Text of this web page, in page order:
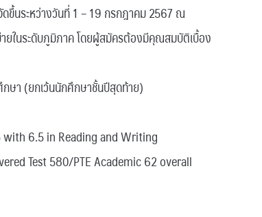
ขึ้นระหว่างวันที่ 1 – 19 กรกฎาคม 2567 ณ
ยในระดับภูมิภาค โดยผู้สมัครต้องมีคุณสมบัติเบื้อง
ษา (ยกเว้นนักศึกษาชั้นปีสุดท้าย)
with 6.5 in Reading and Writing
Test 580/PTE Academic 62 overall